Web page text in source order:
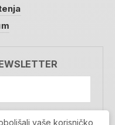
vaše korisničko